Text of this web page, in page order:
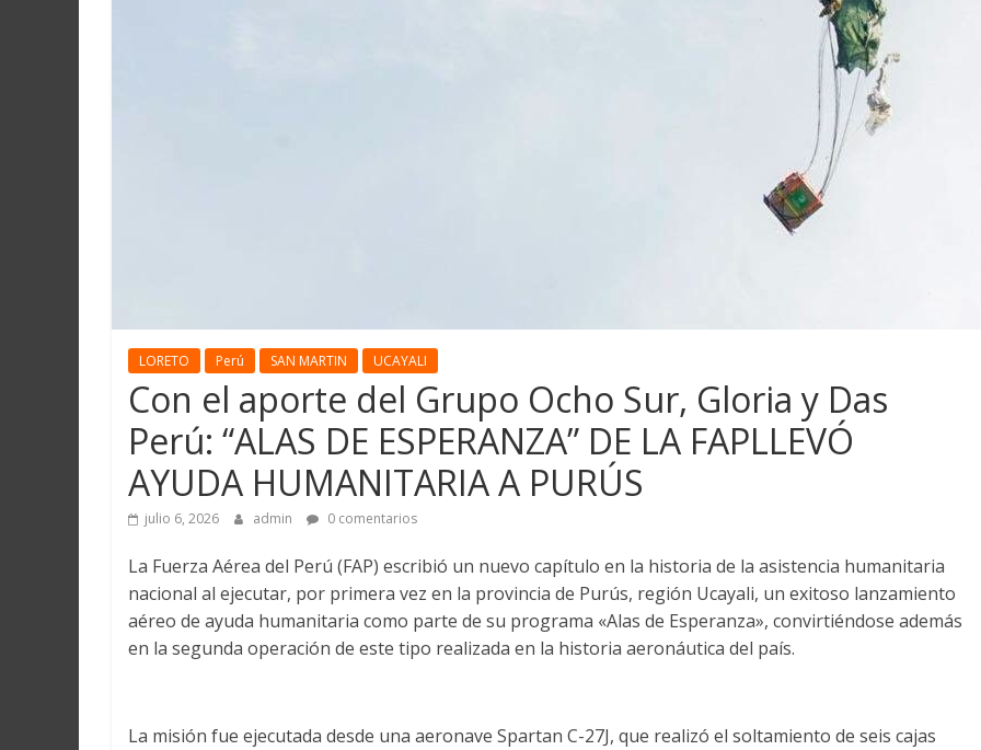
LORETO Perú SAN MARTIN UCAYALI
Con el aporte del Grupo Ocho Sur, Gloria y Das
Perú: “ALAS DE ESPERANZA” DE LA FAPLLEVÓ
AYUDA HUMANITARIA A PURÚS
julio 6, 2026 admin 0 comentarios
La Fuerza Aérea del Perú (FAP) escribió un nuevo capítulo en la historia de la asistencia humanitaria
nacional al ejecutar, por primera vez en la provincia de Purús, región Ucayali, un exitoso lanzamiento
aéreo de ayuda humanitaria como parte de su programa «Alas de Esperanza», convirtiéndose además
en la segunda operación de este tipo realizada en la historia aeronáutica del país.
La misión fue ejecutada desde una aeronave Spartan C-27J, que realizó el soltamiento de seis cajas